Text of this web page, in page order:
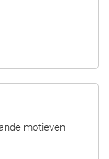
motieven